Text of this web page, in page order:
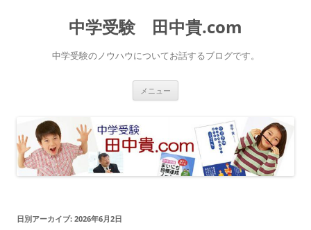
中学受験 田中貴.com
中学受験のノウハウについてお話するブログです。
メニュー
ス
キ
ッ
プ
日別アーカイブ: 2026年6月2日